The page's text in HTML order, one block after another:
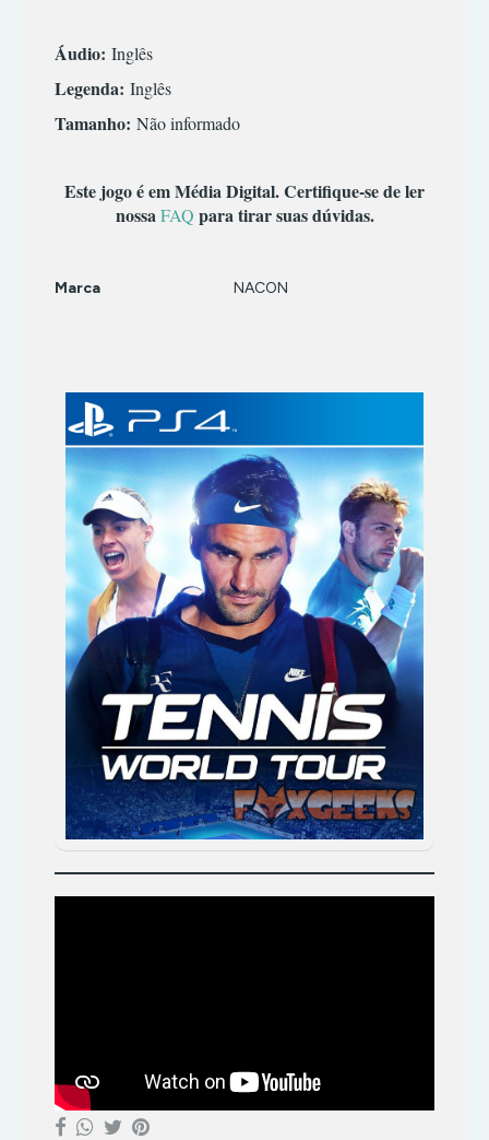
Áudio: Inglês
Legenda: Inglês
Tamanho: Não informado
Este jogo é em Média Digital. Certifique-se de ler
nossaFAQ para tirar suas dúvidas.
Marca
NACON